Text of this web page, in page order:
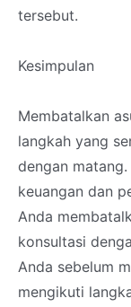
tersebut.
Kesimpulan
Membatalkan
langkah yang
dengan
keuangan dan
Anda
konsultasi
Anda sebelum
mengikuti